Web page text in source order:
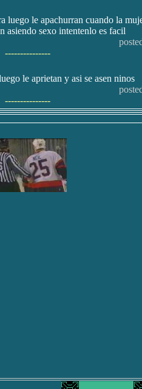
luego le apachurran cuando la
asiendo sexo intentenlo es facil
---------------
le aprietan y asi se asen ninos
---------------